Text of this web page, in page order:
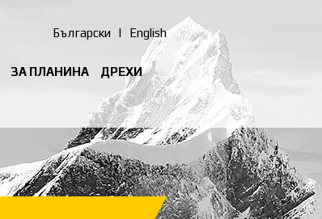
Български | English
ЗА ПЛАНИНА ДРЕХИ